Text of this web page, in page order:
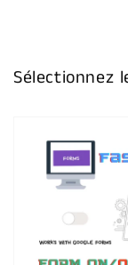
Sélectionnez